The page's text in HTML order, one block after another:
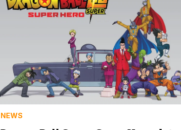
NEWS